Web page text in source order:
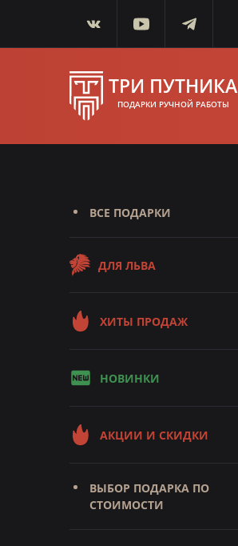
ТРИ ПУТНИКА
ПОДАРКИ РУЧНОЙ РАБОТЫ
ВСЕ ПОДАРКИ
ДЛЯ ЛЬВА
ХИТЫ ПРОДАЖ
НОВИНКИ
АКЦИИ И СКИДКИ
ВЫБОР ПОДАРКА ПО
СТОИМОСТИ